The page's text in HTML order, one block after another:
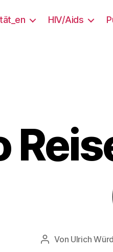
HIV/Aids
Beitragsautor
Von Ulrich